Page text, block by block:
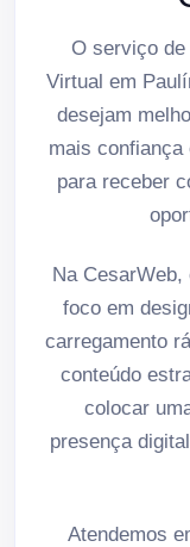
O serviço
Virtual em
desejam
mais
para receber
Na
foco em
carregamento
conteúdo
colocar
presença
Atendemos